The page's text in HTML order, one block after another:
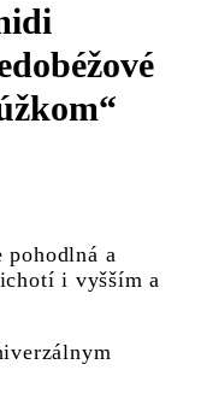
a
i vyšším a